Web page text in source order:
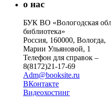
о нас
БУК ВО «Вологодская
библиотека»
Россия, 160000, Вологда,
Марии Ульяновой, 1
Телефон для справок –
8(8172)21-17-69
Adm@booksite.ru
ВКонтакте
Видеохостинг